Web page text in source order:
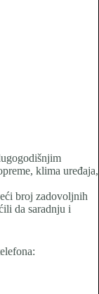
klima uređaja,
broj zadovoljnih
da saradnju i